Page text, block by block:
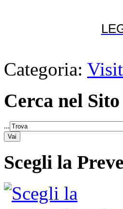
Categoria:
Cerca nel Sito
...
Scegli la